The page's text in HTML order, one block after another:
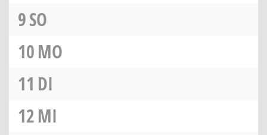
9SO
10MO
11 DI
12MI